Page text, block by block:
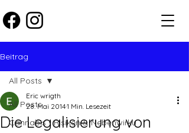
Beitrag
All Posts
Cannabis - Risiken & Nebenwirku
All Posts
Die Legalisierung von
Eric wrigth
28. Mai 20141 Min. Lesezeit